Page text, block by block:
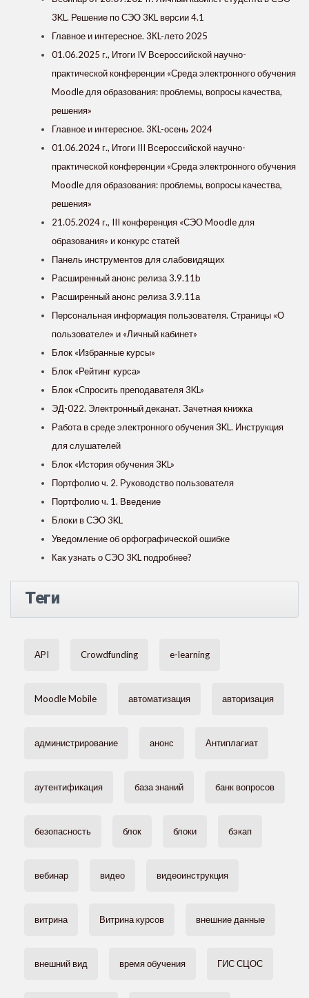
3KL. Решение по СЭО 3KL версии 4.1
Главное и интересное. 3КL-лето 2025
01.06.2025 г., Итоги IV Всероссийской научно-
практической конференции «Среда электронного обучения
Moodle для образования: проблемы, вопросы качества,
решения»
Главное и интересное. 3КL-осень 2024
01.06.2024 г., Итоги III Всероссийской научно-
практической конференции «Среда электронного обучения
Moodle для образования: проблемы, вопросы качества,
решения»
21.05.2024 г., III конференция «СЭО Moodle для
образования» и конкурс статей
Панель инструментов для слабовидящих
Расширенный анонс релиза 3.9.11b
Расширенный анонс релиза 3.9.11а
Персональная информация пользователя. Страницы «О
пользователе» и «Личный кабинет»
Блок «Избранные курсы»
Блок «Рейтинг курса»
Блок «Спросить преподавателя 3KL»
ЭД-022. Электронный деканат. Зачетная книжка
Работа в среде электронного обучения 3KL. Инструкция
для слушателей
Блок «История обучения 3KL»
Портфолио ч. 2. Руководство пользователя
Портфолио ч. 1. Введение
Блоки в СЭО 3KL
Уведомление об орфографической ошибке
Как узнать о СЭО 3KL подробнее?
Теги
API Crowdfunding e-learning
Moodle Mobile автоматизация авторизация
администрирование анонс Антиплагиат
аутентификация база знаний банк вопросов
безопасность блок блоки бэкап
вебинар видео видеоинструкция
витрина Витрина курсов внешние данные
внешний вид время обучения ГИС СЦОС